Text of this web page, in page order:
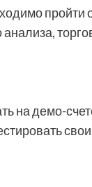
пройти
на демо-
свои